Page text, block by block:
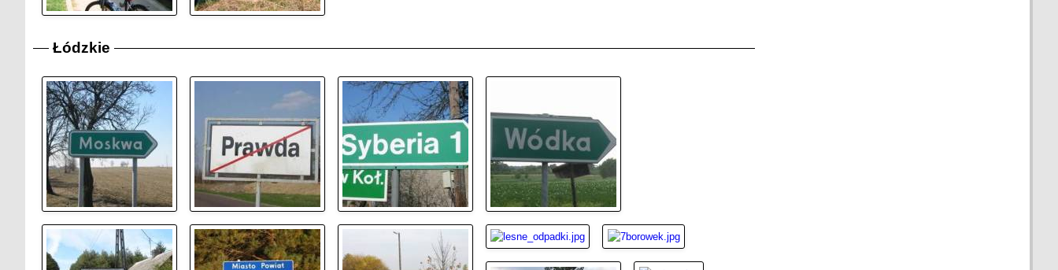
Łódzkie